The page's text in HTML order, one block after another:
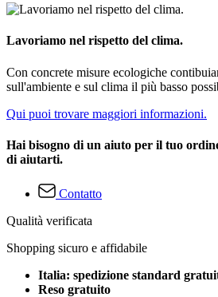
Lavoriamo nel rispetto del clima.
Con concrete misure ecologiche
sull'ambiente e sul clima il più basso
Qui puoi trovare maggiori informazioni.
Hai bisogno di un aiuto per il tuo
di aiutarti.
Contatto
Qualità verificata
Shopping sicuro e affidabile
Italia: spedizione standard
Reso gratuito